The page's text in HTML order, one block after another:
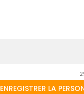
ENREGISTRER LA